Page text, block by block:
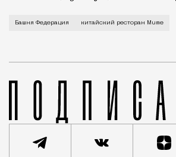
Стали известны сроки
Башня Федерация китайский ресторан Mume